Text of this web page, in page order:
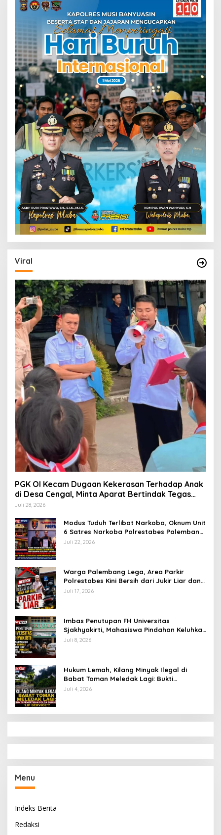
Viral
PGK OI Kecam Dugaan Kekerasan Terhadap Anak
di Desa Cengal, Minta Aparat Bertindak Tegas
Jika Terbukti
Juli 28, 2026
Modus Tuduh Terlibat Narkoba, Oknum Unit
6 Satres Narkoba Polrestabes Palembang
Diduga Peras Istri Korban Rp40 Juta, GPP
Juli 22, 2026
Warga Palembang Lega, Area Parkir
Polrestabes Kini Bersih dari Jukir Liar dan
Gratis
Juli 17, 2026
Imbas Penutupan FH Universitas
Sjakhyakirti, Mahasiswa Pindahan Keluhkan
Birokrasi Ruwet di Universitas Tamansiswa
Juli 8, 2026
Hukum Lemah, Kilang Minyak Ilegal di
Babat Toman Meledak Lagi: Bukti
Penertiban Polda Sumsel Hanya ‘Lip
Juli 4, 2026
Menu
Indeks Berita
Redaksi